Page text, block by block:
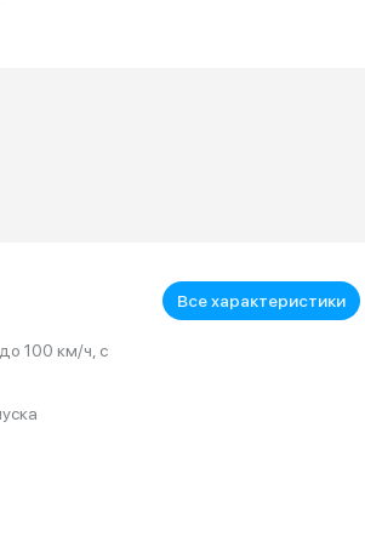
Все характеристики
100 км/ч, с